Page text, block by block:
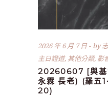
2026 年 6 月 7 日 by
主日證道, 其他分類, 影
20260607 [與基
永霖 長老) (羅五
20)